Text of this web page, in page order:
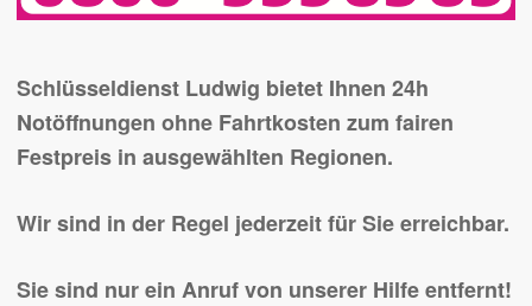
Schlüsseldienst Ludwig bietet Ihnen 24h
Notöffnungen ohne Fahrtkosten zum fairen
Festpreis in ausgewählten Regionen.
Wir sind in der Regel jederzeit für Sie erreichbar.
Sie sind nur ein Anruf von unserer Hilfe entfernt!